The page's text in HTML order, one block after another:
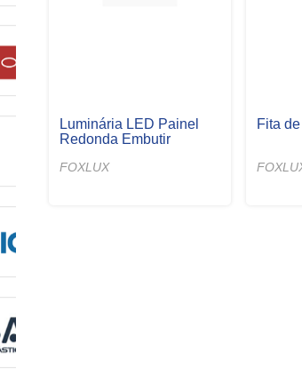
Lâmpada LED Alta
Potência Luz Amarela
FOXLUX